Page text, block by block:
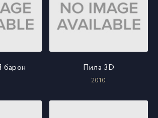
Пила 3D
2010